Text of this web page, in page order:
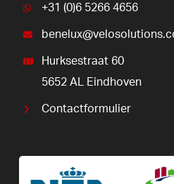
+31 (0)6 5266 4656
Hurksestraat 60
5652 AL Eindhoven
Contactformulier